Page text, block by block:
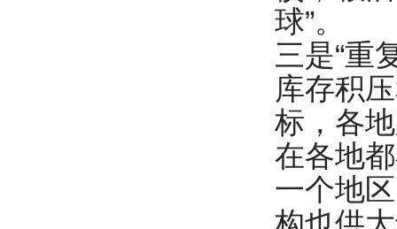
球”。
三是“重
库存积
标，各
在各地
一个地